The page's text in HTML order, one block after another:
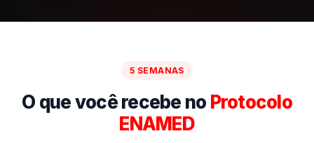
5 SEMANAS
O que você recebe no Protocolo
ENAMED